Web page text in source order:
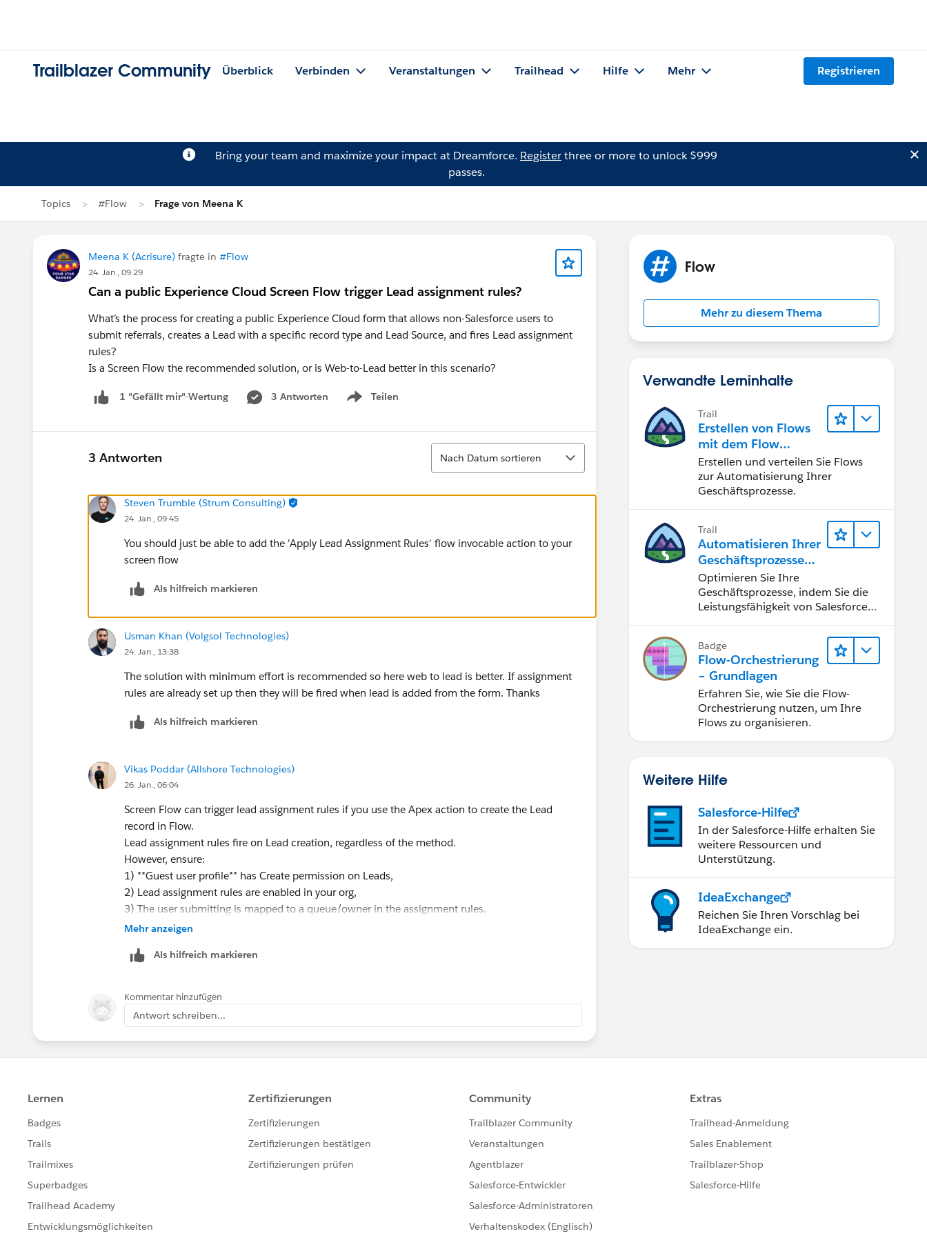
Trailblazer Community Überblick Verbinden Veranstaltungen Trailhead Hilfe Mehr Registrieren
Bring your team and maximize your impact at Dreamforce. Registerthree or more to unlock $999
passes.
Topics #Flow Frage von Meena K
Meena K (Acrisure) fragte in #Flow
24. Jan., 09:29
Can a public Experience Cloud Screen Flow trigger Lead assignment rules?
What’s the process for creating a public Experience Cloud form that allows non-Salesforce users to
submit referrals, creates a Lead with a specific record type and Lead Source, and fires Lead assignment
rules?
Is a Screen Flow the recommended solution, or is Web-to-Lead better in this scenario?
1 "Gefällt mir"-Wertung 3 Antworten Teilen
Show menu
3 Antworten
Sortieren
Nach Datum sortieren
Steven Trumble (Strum Consulting)
24. Jan., 09:45
You should just be able to add the 'Apply Lead Assignment Rules' flow invocable action to your
screen flow
Als hilfreich markieren
Usman Khan (Volgsol Technologies)
24. Jan., 13:38
The solution with minimum effort is recommended so here web to lead is better. If assignment
rules are already set up then they will be fired when lead is added from the form. Thanks
Als hilfreich markieren
Vikas Poddar (Allshore Technologies)
26. Jan., 06:04
Screen Flow can trigger lead assignment rules if you use the Apex action to create the Lead
record in Flow.
Lead assignment rules fire on Lead creation, regardless of the method.
However, ensure:
1) **Guest user profile** has Create permission on Leads,
2) Lead assignment rules are enabled in your org,
3) The user submitting is mapped to a queue/owner in the assignment rules.
more flexibility.
Mehr anzeigen
Als hilfreich markieren
Kommentar hinzufügen
Antwort schreiben...
Flow
Mehr zu diesem Thema
Verwandte Lerninhalte
Trail
Erstellen von Flows
mit dem Flow
Builder
Erstellen und verteilen Sie Flows
zur Automatisierung Ihrer
Geschäftsprozesse.
Trail
Automatisieren Ihrer
Geschäftsprozesse
mit Salesforce Flow
Optimieren Sie Ihre
Geschäftsprozesse, indem Sie die
Leistungsfähigkeit von Salesforce
Badge
Flow-Orchestrierung
– Grundlagen
Erfahren Sie, wie Sie die Flow-
Orchestrierung nutzen, um Ihre
Flows zu organisieren.
Weitere Hilfe
Salesforce-Hilfe
In der Salesforce-Hilfe erhalten Sie
weitere Ressourcen und
Unterstützung.
IdeaExchange
Reichen Sie Ihren Vorschlag bei
IdeaExchange ein.